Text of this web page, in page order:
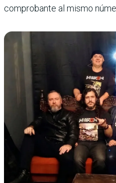
comprobante al mismo